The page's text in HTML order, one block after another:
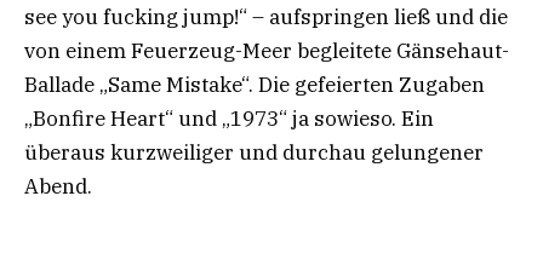
see you fucking jump!“ – aufspringen ließ und die
von einem Feuerzeug-Meer begleitete Gänsehaut-
Ballade „Same Mistake“. Die gefeierten Zugaben
„Bonfire Heart“ und „1973“ ja sowieso. Ein
überaus kurzweiliger und durchau gelungener
Abend.